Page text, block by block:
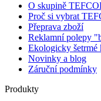
O skupině
Proč si vybrat
Přeprava zboží
Reklamní polepy
Ekologicky
Novinky a blog
Záruční podmínky
Produkty